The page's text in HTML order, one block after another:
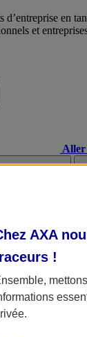
d’entreprise en
et
Aller
AXA
!